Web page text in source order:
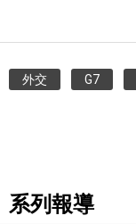
外交 G7
系列報導